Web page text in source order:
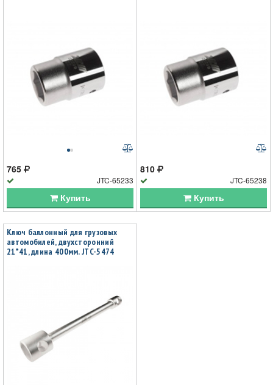
765
JTC-65233
Купить
810
JTC-65238
Купить
Ключ баллонный для грузовых
автомобилей, двухсторонний
21*41, длина 400мм. JTC-5474